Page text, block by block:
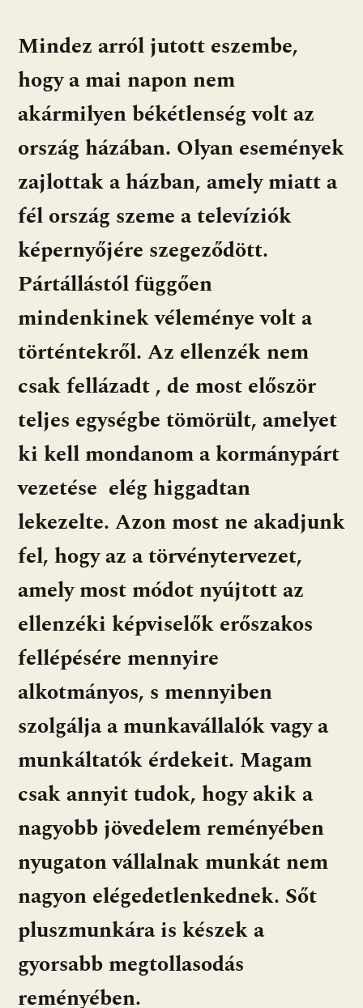
Mindez arról jutott eszembe,
hogy a mai napon nem
akármilyen békétlenség volt az
ország házában. Olyan események
zajlottak a házban, amely miatt a
fél ország szeme a televíziók
képernyőjére szegeződött.
Pártállástól függően
mindenkinek véleménye volt a
történtekről. Az ellenzék nem
csak fellázadt , de most először
teljes egységbe tömörült, amelyet
ki kell mondanom a kormánypárt
vezetése elég higgadtan
lekezelte. Azon most ne akadjunk
fel, hogy az a törvénytervezet,
amely most módot nyújtott az
ellenzéki képviselők erőszakos
fellépésére mennyire
alkotmányos, s mennyiben
szolgálja a munkavállalók vagy a
munkáltatók érdekeit. Magam
csak annyit tudok, hogy akik a
nagyobb jövedelem reményében
nyugaton vállalnak munkát nem
nagyon elégedetlenkednek. Sőt
pluszmunkára is készek a
gyorsabb megtollasodás
reményében.